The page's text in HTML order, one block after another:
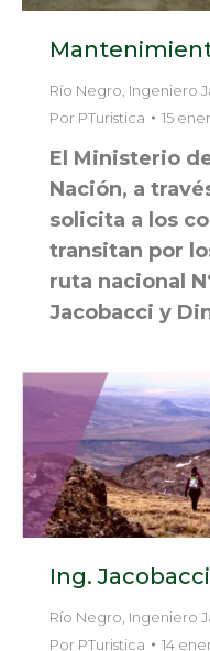
Río Negro Ingeniero
Por PTuristica 15
El Ministerio
Nación, a
solicita a los
transitan por
ruta nacional
Jacobacci y
Ing.
Río Negro Ingeniero
Por PTuristica 14